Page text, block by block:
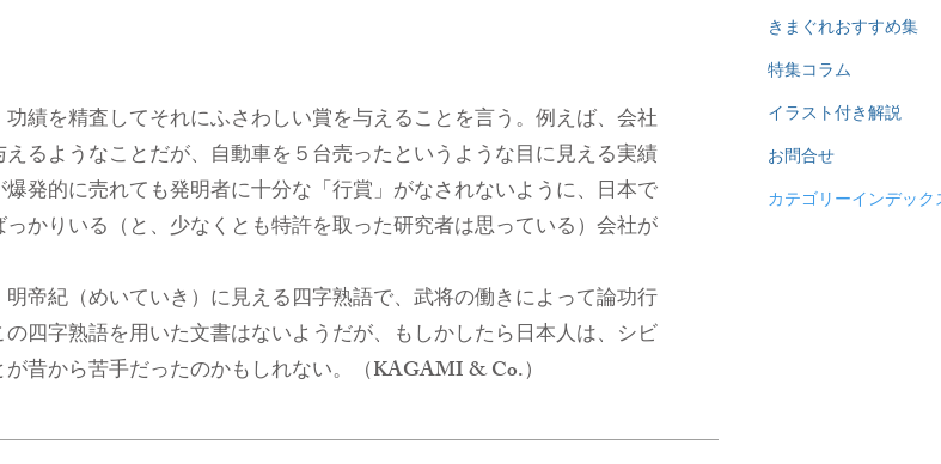
績を精査してそれにふさわしい賞を与えることを言う。例えば、会社
るようなことだが、自動車を５台売ったというような目に見える実績
発的に売れても発明者に十分な「行賞」がなされないように、日本で
かりいる（と、少なくとも特許を取った研究者は思っている）会社が
帝紀（めいていき）に見える四字熟語で、武将の働きによって論功行
四字熟語を用いた文書はないようだが、もしかしたら日本人は、シビ
昔から苦手だったのかもしれない。（KAGAMI & Co.）
きまぐれおすすめ集
特集コラム
イラスト付き解説
お問合せ
カテゴリーインデック